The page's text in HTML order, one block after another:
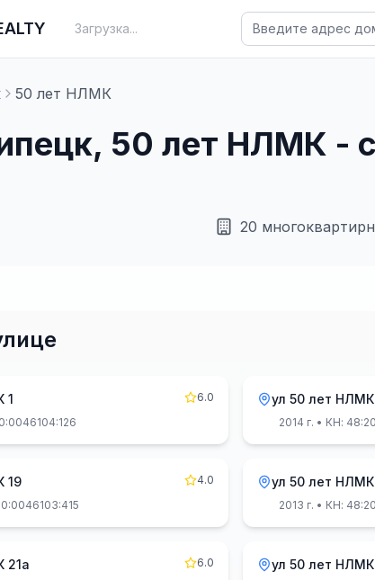
Загрузка...
50 лет НЛМК
50 лет НЛМК -
20
1
6.0
ул 50 лет НЛМК
2014 г. • КН:
19
4.0
ул 50 лет НЛМК
2013 г. • КН:
21а
6.0
ул 50 лет НЛМК